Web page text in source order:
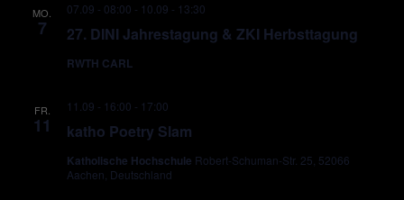
MO.
7 27. DINI Jahrestagung & ZKI Herbsttagung
07.09 - 08:00 - 10.09 - 13:30
RWTH CARL
FR.
11 katho Poetry Slam
11.09 - 16:00 - 17:00
Katholische Hochschule Robert-Schuman-Str. 25, 52066
Aachen, Deutschland